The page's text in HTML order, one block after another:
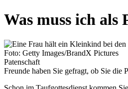
Was muss ich als
Foto: Getty Images/BrandX Pictures
Patenschaft
Freunde haben Sie gefragt, ob Sie